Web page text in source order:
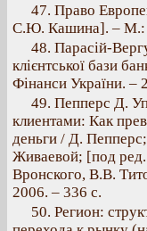
47. Право
С.Ю. Кашина]. – М.:
48. Парасій-
клієнтської бази
Фінанси України.
49. Пепперс Д.
клиентами: Как
деньги / Д.
Живаевой; [под
Вронского, В.В.
2006. – 336 с.
50. Регион: